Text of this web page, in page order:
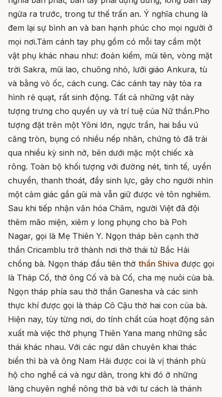
ngửa ra trước, trong tư thế trấn an. Ý nghĩa chung là
đem lại sự bình an và ban hạnh phúc cho mọi người ở
mọi nơi.Tám cánh tay phụ gồm có mỗi tay cầm một
vật phụ khác nhau như: đoản kiếm, mũi tên, vòng mặt
trời Sakra, mũi lao, chuông nhỏ, lưỡi giáo Ankura, tù
và bằng vỏ ốc, cách cung. Các cánh tay này tỏa ra
hình rẻ quạt, rất sinh động. Tất cả những vật này
tượng trưng cho quyền uy và trí tuệ của Nữ thần.Pho
tượng đặt trên một Yôni lớn, ngực trần, hai bầu vú
căng tròn, bụng có nhiều nếp nhăn, chứng tỏ đã trải
qua nhiều kỳ sinh nở, bên dưới mặc một chiếc xà
rông. Toàn bộ khối tượng với đường nét, tinh tế, uyển
chuyển, thanh thoát, đầy sinh lực, gây cho người nhìn
một cảm giác gần gũi mà vẫn giữ được vẻ tôn nghiêm.
Sau khi tiếp nhận văn hóa Chăm, người Việt đã đội
thêm mão miện, xiêm y long phụng cho bà Poh
Nagar, gọi là Mẹ Thiên Y. Ngọn tháp bên cạnh thờ
thần Cricamblu trở thành nơi thờ thái tử Bắc Hải
chồng bà. Ngọn tháp đầu tiên thờ thần Shiva được gọi
là Tháp Cố, thờ ông Cố và bà Cố, cha mẹ nuôi của bà.
Ngọn tháp phía sau thờ thần Ganesha và các sinh
thực khí được gọi là tháp Cô Cậu thờ hai con của bà.
Hiện nay, tùy từng nơi, do tính chất của hoạt động sản
xuất mà việc thờ phụng Thiên Yana mang những sắc
thái khác nhau. Với các ngư dân chuyên khai thác
biển thì bà và ông Nam Hải được coi là vị thánh phù
hộ cho nghề cá và ngư dân, trong khi đó ở những
làng chuyên nghề nông thờ bà với tư cách là thánh